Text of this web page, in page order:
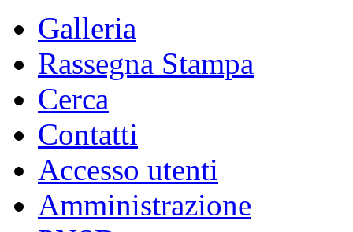
Galleria
Rassegna Stampa
Cerca
Contatti
Accesso utenti
Amministrazione